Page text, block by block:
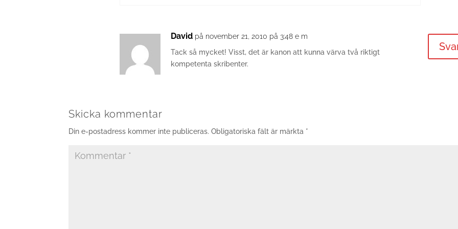
David på november 21, 2010 på 3:48 e m
Tack så mycket! Visst, det är kanon att kunna värva två riktigt
kompetenta skribenter.
Skicka kommentar
Din e-postadress kommer inte publiceras. Obligatoriska fält är märkta *